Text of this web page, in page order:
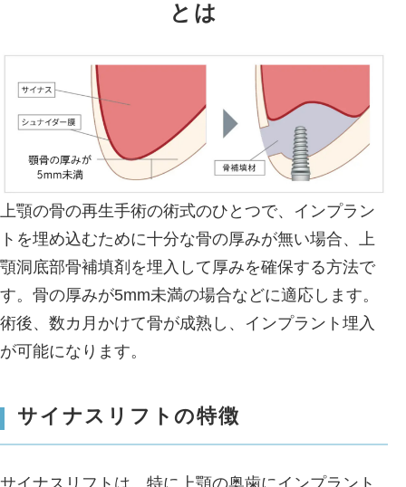
とは
上顎の骨の再生手術の術式のひとつで、インプラン
トを埋め込むために十分な骨の厚みが無い場合、上
顎洞底部骨補填剤を埋入して厚みを確保する方法で
す。骨の厚みが5mm未満の場合などに適応します。
術後、数カ月かけて骨が成熟し、インプラント埋入
が可能になります。
サイナスリフトの特徴
サイナスリフトは、特に上顎の奥歯にインプラント